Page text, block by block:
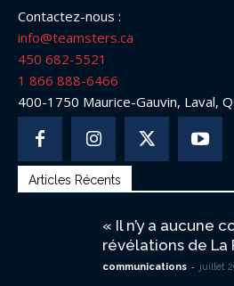
Contactez-nous :
info@teamsters.ca
450 682-5521
1 866 888-6466
400-1750 Maurice-Gauvin, Laval,
Articles Récents
« Il n’y a aucune
révélations de La
communications - juillet